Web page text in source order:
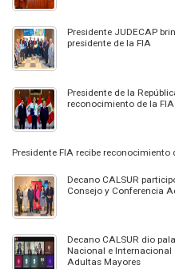
Presidente JUDECAP
presidente de la FIA
Presidente de la
reconocimiento de la FIA
Presidente FIA recibe
Decano CALSUR
Consejo y Conferencia
Decano CALSUR dio
Nacional e
Adultas Mayores